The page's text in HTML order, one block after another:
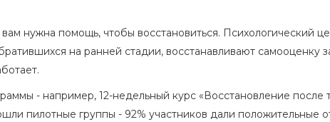
нужна помощь, чтобы восстановиться. Психологический
на ранней стадии, восстанавливают самооценку
- например, 12-недельный курс «Восстановление после
пилотные группы - 92% участников дали положительные